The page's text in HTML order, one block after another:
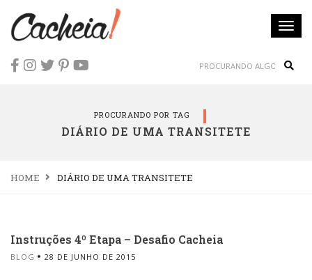
PROCURANDO POR TAG
DIÁRIO DE UMA TRANSITETE
HOME DIÁRIO DE UMA TRANSITETE
Instruções 4º Etapa – Desafio Cacheia
BLOG 28 DE JUNHO DE 2015